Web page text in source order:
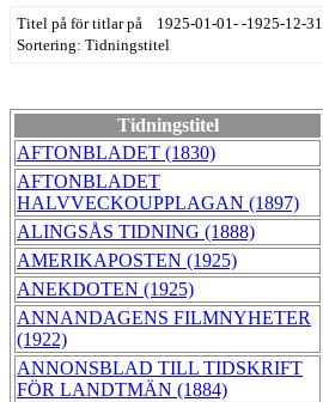
Titel på för titlar på 1925-01-01- -1925-12-31
Sortering: Tidningstitel
Tidningstitel
AFTONBLADET (1830)
AFTONBLADET
HALVVECKOUPPLAGAN (1897)
ALINGSÅS TIDNING (1888)
AMERIKAPOSTEN (1925)
ANEKDOTEN (1925)
ANNANDAGENS FILMNYHETER
(1922)
ANNONSBLAD TILL TIDSKRIFT
FÖR LANDTMÄN (1884)